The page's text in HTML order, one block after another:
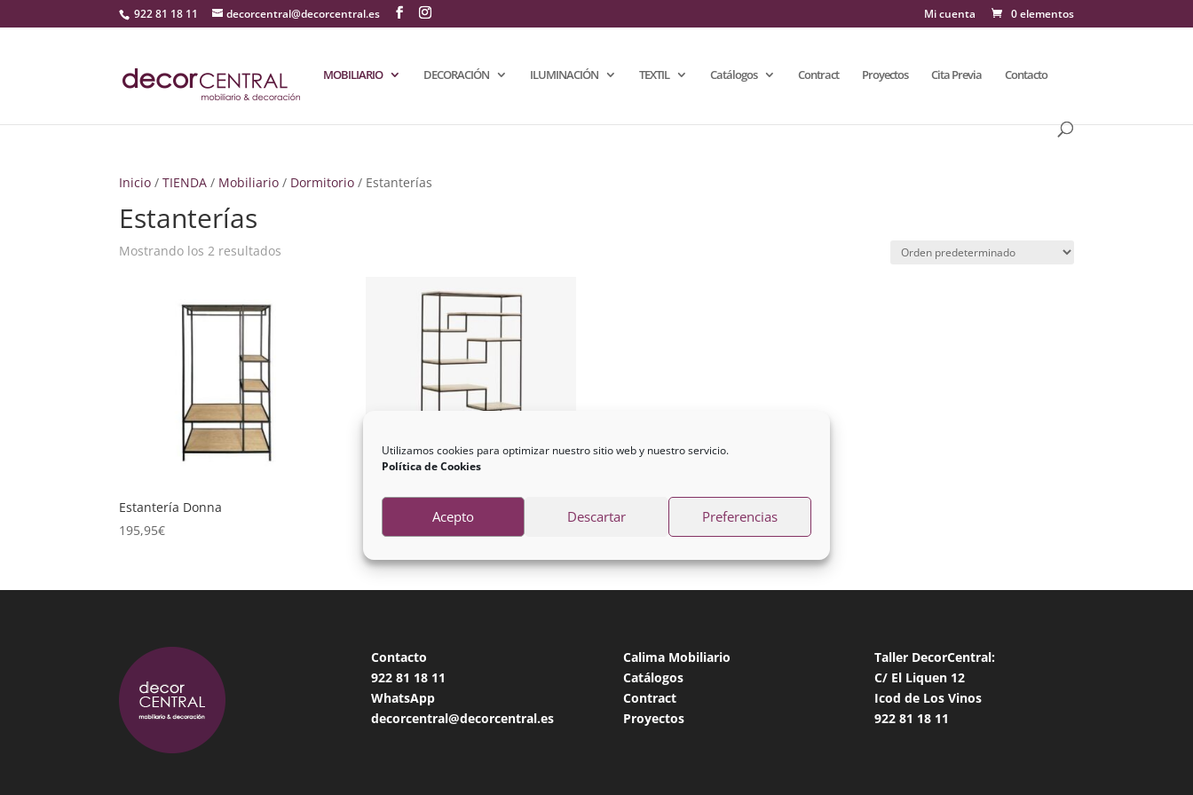
Utilizamos cookies para optimizar nuestro sitio web y nuestro servicio.
Política de Cookies
Acepto Descartar Preferencias
922 81 18 11 decorcentral@decorcentral.es Mi cuenta 0 elementos
MOBILIARIO DECORACIÓN ILUMINACIÓN TEXTIL Catálogos Contract Proyectos Cita Previa Contacto
Inicio /TIENDA / Mobiliario / Dormitorio / Estanterías
Estanterías
Mostrando los 2 resultados
Estantería Donna
195,95€
689,00
Contacto
922 81 18 11
WhatsApp
decorcentral@decorcentral.es
Calima Mobiliario
Catálogos
Contract
Proyectos
Taller DecorCentral:
C/ El Liquen 12
Icod de Los Vinos
922 81 18 11